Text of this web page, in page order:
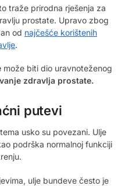
traže prirodna rješenja za
prostate. Upravo zbog
od najčešće korištenih
.
može biti dio uravnoteženog
zdravlja prostate.
putevi
usko su povezani. Ulje
podrška normalnoj funkciji
ulje bundeve često je